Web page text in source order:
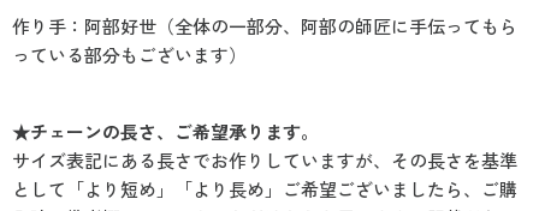
作り手：阿部好世（全体の一部分、阿部の師匠に手伝ってもら
っている部分もございます）
★チェーンの長さ、ご希望承ります。
サイズ表記にある長さでお作りしていますが、その長さを基準
として「より短め」「より長め」ご希望ございましたら、ご購